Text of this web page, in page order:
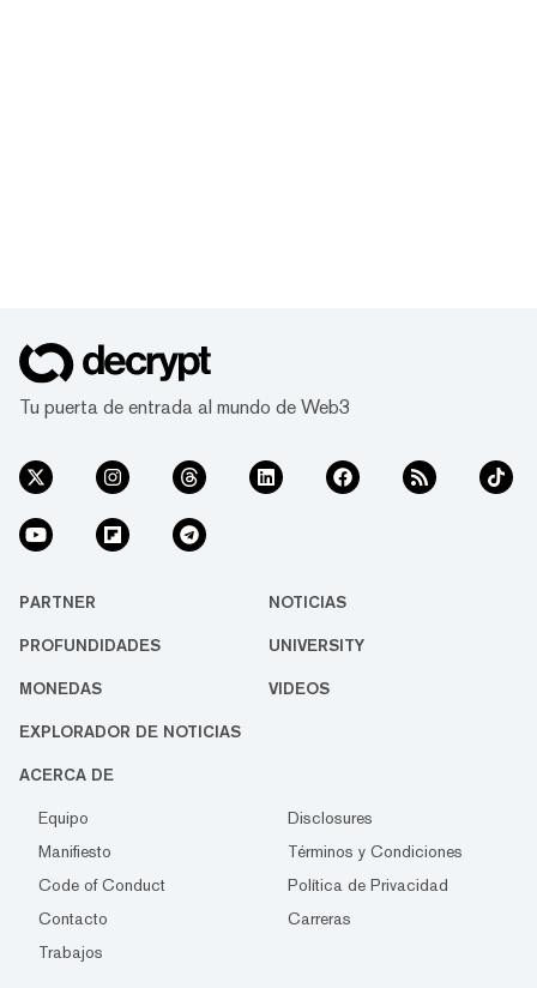
Tu puerta de entrada al mundo de Web3
PARTNER NOTICIAS
PROFUNDIDADES UNIVERSITY
MONEDAS VIDEOS
EXPLORADOR DE NOTICIAS
ACERCA DE
Equipo
Disclosures
Manifiesto
Términos y Condiciones
Code of Conduct
Política de Privacidad
Contacto
Carreras
Trabajos